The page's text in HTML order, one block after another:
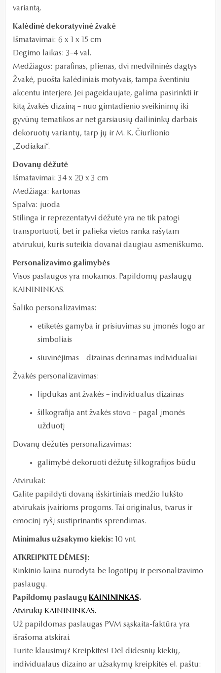
variantą.
Kalėdinė dekoratyvinė žvakė
Išmatavimai: 6 x 1 x 15 cm
Degimo laikas: 3–4 val.
Medžiagos: parafinas, plienas, dvi medvilninės dagtys
Žvakė, puošta kalėdiniais motyvais, tampa šventiniu
akcentu interjere. Jei pageidaujate, galima pasirinkti ir
kitą žvakės dizainą – nuo gimtadienio sveikinimų iki
gyvūnų tematikos ar net garsiausių dailininkų darbais
dekoruotų variantų, tarp jų ir M. K. Čiurlionio
„Zodiakai“.
Dovanų dėžutė
Išmatavimai: 34 x 20 x 3 cm
Medžiaga: kartonas
Spalva: juoda
Stilinga ir reprezentatyvi dėžutė yra ne tik patogi
transportuoti, bet ir palieka vietos ranka rašytam
atvirukui, kuris suteikia dovanai daugiau asmeniškumo.
Personalizavimo galimybės
Visos paslaugos yra mokamos. Papildomų paslaugų
KAINININKAS.
Šaliko personalizavimas:
etiketės gamyba ir prisiuvimas su įmonės logo ar
simboliais
siuvinėjimas – dizainas derinamas individualiai
Žvakės personalizavimas:
lipdukas ant žvakės – individualus dizainas
šilkografija ant žvakės stovo – pagal įmonės
užduotį
Dovanų dėžutės personalizavimas:
galimybė dekoruoti dėžutę šilkografijos būdu
Atvirukai:
Galite papildyti dovaną išskirtiniais medžio lukšto
atvirukais įvairioms progoms. Tai originalus, tvarus ir
emocinį ryšį sustiprinantis sprendimas.
Minimalus užsakymo kiekis: 10 vnt.
ATKREIPKITE DĖMESĮ:
Rinkinio kaina nurodyta be logotipų ir personalizavimo
paslaugų.
Papildomų paslaugų KAINININKAS.
Atvirukų KAINININKAS.
Už papildomas paslaugas PVM sąskaita-faktūra yra
išrašoma atskirai.
Turite klausimų? Kreipkitės! Dėl didesnių kiekių,
individualaus dizaino ar užsakymų kreipkitės el. paštu: